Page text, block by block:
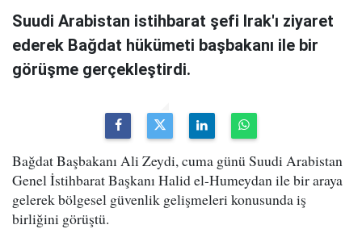
Suudi Arabistan istihbarat şefi Irak'ı ziyaret
ederek Bağdat hükümeti başbakanı ile bir
görüşme gerçekleştirdi.
Bağdat Başbakanı Ali Zeydi, cuma günü Suudi Arabistan
Genel İstihbarat Başkanı Halid el-Humeydan ile bir araya
gelerek bölgesel güvenlik gelişmeleri konusunda iş
birliğini görüştü.